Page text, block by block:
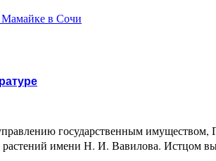
Мамайке в Сочи
государственным имуществом,
растений имени Н. И. Вавилова. Истцом